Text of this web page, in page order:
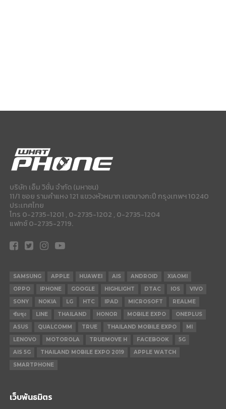
บริษัท เอ็ม วิชั่น จำกัด (มหาชน)
11/1 ซอย รามคำแหง 121 แขวงหัวหมาก เขตบางกะปี กรุงเทพฯ 10240
ประเทศไทย
โทร 0-2735-1201 , 0-2735-1202 , 0-2735-1204
แฟกซ์ 0-2735-2719.
SAMSUNG APPLE HUAWEI AIS ANDROID
XIAOMI
OPPO
IPHONE GOOGLE HIGHLIGHT DTAC IOS
VIVO
SONY
NOKIA LG HTC IPAD MICROSOFT
REALME
ซัมซุง
LINE THAILAND HONOR MOBILE EXPO
ONEPLUS
ASUS
QUALCOMM TRUE THAILAND MOBILE EXPO
MI
LENOVO
MOTOROLA TRUEMOVE H FACEBOOK
5G
AIS 5G
THAILAND MOBILE EXPO 2019
APPLE WATCH
SMARTPHONE
เว็บพันธมิตร